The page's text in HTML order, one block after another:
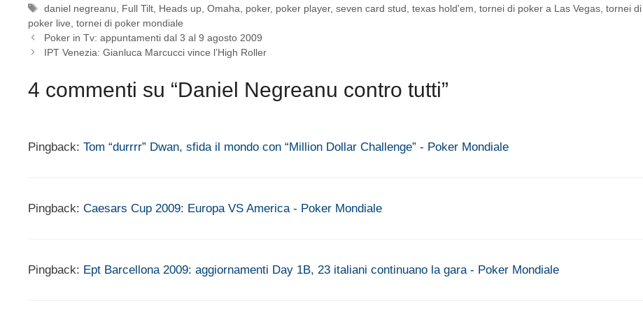
Tag
daniel negreanu Full Tilt Heads up ,Omaha poker, poker player,seven card stud ,texas hold'em ,tornei di poker a Las Vegas ,tornei di
poker live tornei di poker mondiale
Poker in Tv: appuntamenti dal 3 al 9 agosto 2009
IPT Venezia: Gianluca Marcucci vince l’High Roller
4 commenti su “Daniel Negreanu contro tutti”
Pingback: Tom “durrrr” Dwan, sfida il mondo con “Million Dollar Challenge” - Poker Mondiale
Pingback: Caesars Cup 2009: Europa VS America - Poker Mondiale
Pingback: Ept Barcellona 2009: aggiornamenti Day 1B, 23 italiani continuano la gara - Poker Mondiale